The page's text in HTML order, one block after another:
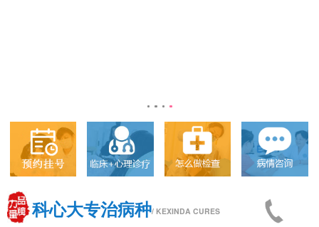
科心大专治病种/ KEXINDA CURES